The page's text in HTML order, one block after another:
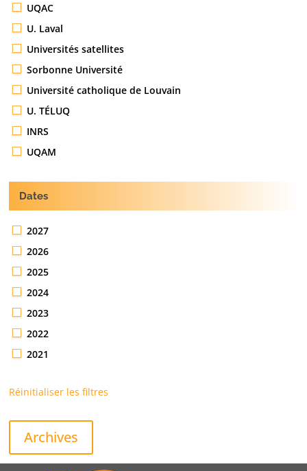
UQAC
U. Laval
Universités satellites
Sorbonne Université
Université catholique de Louvain
U. TÉLUQ
INRS
UQAM
Dates
2027
2026
2025
2024
2023
2022
2021
Réinitialiser les filtres
Archives